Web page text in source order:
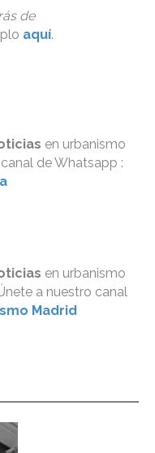
de
aquí.
en urbanismo
de Whatsapp :
en urbanismo
a nuestro canal
Madrid